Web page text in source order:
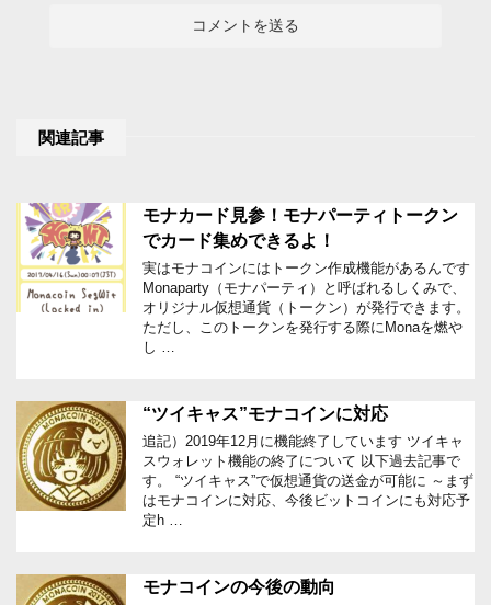
関連記事
モナカード見参！モナパーティトークン
でカード集めできるよ！
実はモナコインにはトークン作成機能があるんです
Monaparty（モナパーティ）と呼ばれるしくみで、
オリジナル仮想通貨（トークン）が発行できます。
ただし、このトークンを発行する際にMonaを燃や
し …
“ツイキャス”モナコインに対応
追記）2019年12月に機能終了しています ツイキャ
スウォレット機能の終了について 以下過去記事で
す。 “ツイキャス”で仮想通貨の送金が可能に ～まず
はモナコインに対応、今後ビットコインにも対応予
定h …
モナコインの今後の動向